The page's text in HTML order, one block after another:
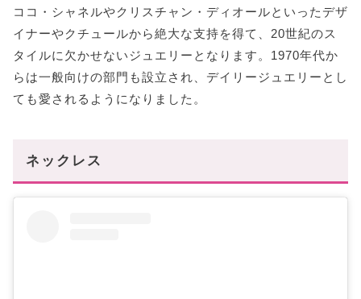
ココ・シャネルやクリスチャン・ディオールといったデザ
イナーやクチュールから絶大な支持を得て、20世紀のス
タイルに欠かせないジュエリーとなります。1970年代か
らは一般向けの部門も設立され、デイリージュエリーとし
ても愛されるようになりました。
ネックレス